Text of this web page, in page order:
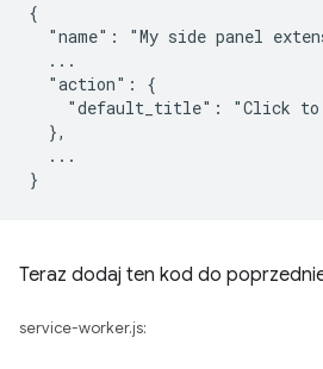
{
"name": "My side panel
  ...
  "action": {
"default_title": "Click to
  },
  ...
Teraz dodaj ten kod do
service-worker.js: